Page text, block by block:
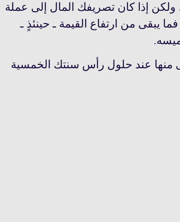
إذا كان تصريفك المال إلى عملة
يبقى من ارتفاع القيمة ـ حينئذٍ ـ
منها عند حلول رأس سنتك الخمسية